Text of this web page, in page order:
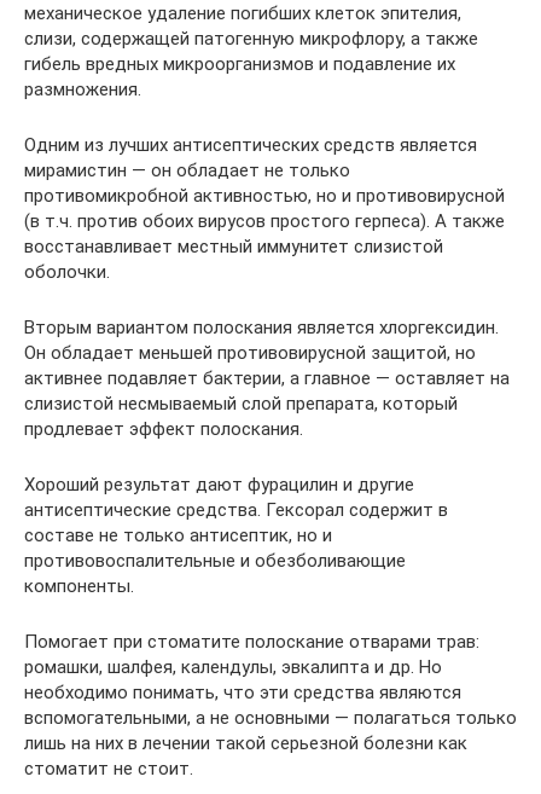
механическое удаление погибших клеток эпителия,
слизи, содержащей патогенную микрофлору, а также
гибель вредных микроорганизмов и подавление их
размножения.
Одним из лучших антисептических средств является
мирамистин — он обладает не только
противомикробной активностью, но и противовирусной
(в т.ч. против обоих вирусов простого герпеса). А также
восстанавливает местный иммунитет слизистой
оболочки.
Вторым вариантом полоскания является хлоргексидин.
Он обладает меньшей противовирусной защитой, но
активнее подавляет бактерии, а главное — оставляет на
слизистой несмываемый слой препарата, который
продлевает эффект полоскания.
Хороший результат дают фурацилин и другие
антисептические средства. Гексорал содержит в
составе не только антисептик, но и
противовоспалительные и обезболивающие
компоненты.
Помогает при стоматите полоскание отварами трав:
ромашки, шалфея, календулы, эвкалипта и др. Но
необходимо понимать, что эти средства являются
вспомогательными, а не основными — полагаться только
лишь на них в лечении такой серьезной болезни как
стоматит не стоит.